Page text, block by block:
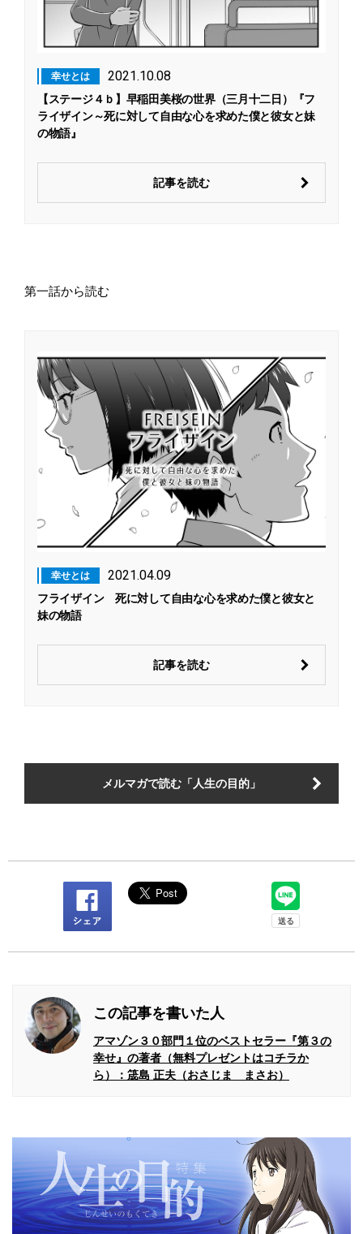
幸せとは 2021.10.08
【ステージ４ｂ】早稲田美桜の世界（三月十二日）『フ
ライザイン～死に対して自由な心を求めた僕と彼女と妹
の物語』
記事を読む
第一話から読む
幸せとは 2021.04.09
フライザイン 死に対して自由な心を求めた僕と彼女と
妹の物語
記事を読む
メルマガで読む「人生の目的」
この記事を書いた人
アマゾン３０部門１位のベストセラー『第３の
幸せ』の著者（無料プレゼントはコチラか
ら）：筬島 正夫（おさじま まさお）